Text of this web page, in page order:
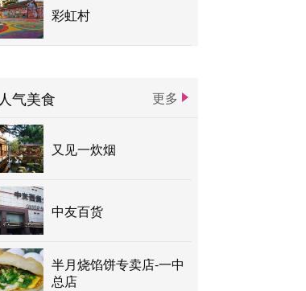
彩虹村
人气美食 更多
又见一炊烟
中友百货
半月烧馅饼专卖店-一中
总店